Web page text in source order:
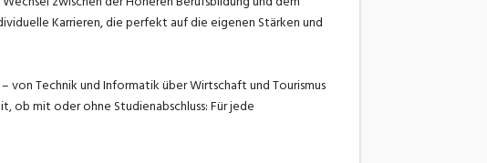
Karrieren, die perfekt auf die eigenen Stärken und
von Technik und Informatik über Wirtschaft und Tourismus
ob mit oder ohne Studienabschluss: Für jede